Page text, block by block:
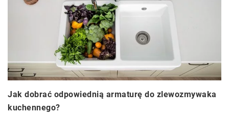
Jak dobrać odpowiednią armaturę do zlewozmywaka
kuchennego?